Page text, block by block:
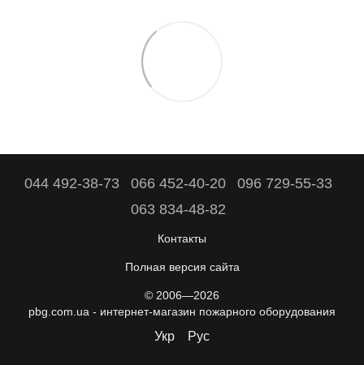
044 492-38-73 066 452-40-20
096 729-55-33
063 834-48-82
Контакты
Полная версия сайта
© 2006—2026
pbg.com.ua - интернет-магазин пожарного оборудования
Укр Рус